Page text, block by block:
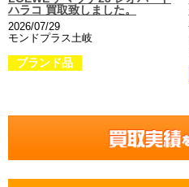
ハラコ 買取致しました。
2026/07/29
モンドプラス土岐
ブランド品